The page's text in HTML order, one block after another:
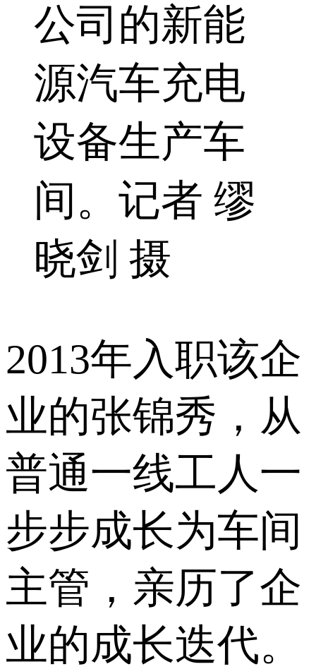
公司的新能
源汽车充电
设备生产车
间。记者 缪
晓剑 摄
2013年入职该企
业的张锦秀，从
普通一线工人一
步步成长为车间
主管，亲历了企
业的成长迭代。